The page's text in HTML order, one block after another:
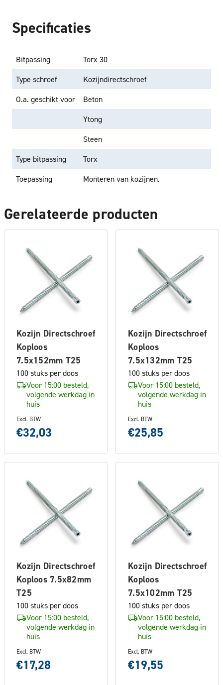
Specificaties
Bitpassing
Torx 30
Type schroef
Kozijndirectschroef
O.a. geschikt voor
Beton
Ytong
Steen
Type bitpassing
Torx
Toepassing
Monteren van kozijnen.
Gerelateerde producten
Kozijn Directschroef
Koploos
7.5x152mm T25
100 stuks per doos
Voor 15:00 besteld,
volgende werkdag in
huis
Excl. BTW
€32,03
Kozijn Directschroef
Koploos
7.5x132mm T25
100 stuks per doos
Voor 15:00 besteld,
volgende werkdag in
huis
Excl. BTW
€25,85
Kozijn Directschroef
Koploos 7.5x82mm
T25
100 stuks per doos
Voor 15:00 besteld,
volgende werkdag in
huis
Excl. BTW
€17,28
Kozijn Directschroef
Koploos
7.5x102mm T25
100 stuks per doos
Voor 15:00 besteld,
volgende werkdag in
huis
Excl. BTW
€19,55